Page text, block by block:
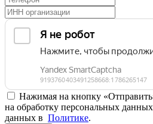
Нажимая на кнопку
на обработку персональных
данных в Политике.